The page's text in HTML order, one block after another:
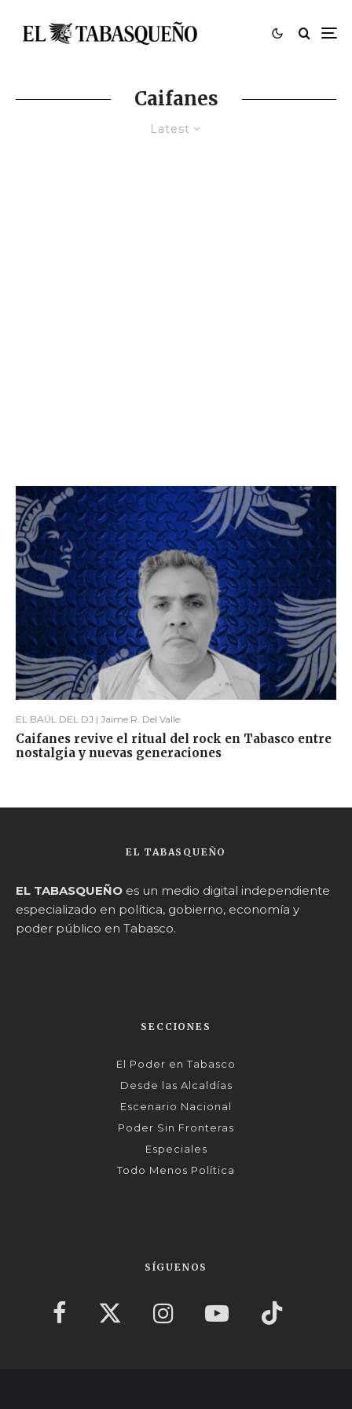
Caifanes
Latest
EL BAÚL DEL DJ | Jaime R. Del Valle
Caifanes revive el ritual del rock en Tabasco entre
nostalgia y nuevas generaciones
EL TABASQUEÑO
EL TABASQUEÑO es un medio digital independiente
especializado en política, gobierno, economía y
poder público en Tabasco.
SECCIONES
El Poder en Tabasco
Desde las Alcaldías
Escenario Nacional
Poder Sin Fronteras
Especiales
Todo Menos Política
SÍGUENOS